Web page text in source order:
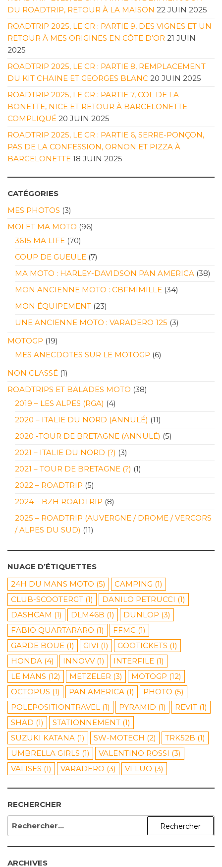
DU ROADTRIP, RETOUR À LA MAISON 22 JUIN 2025
ROADTRIP 2025, LE CR : PARTIE 9, DES VIGNES ET UN
RETOUR À MES ORIGINES EN CÔTE D’OR 21 JUIN
2025
ROADTRIP 2025, LE CR : PARTIE 8, REMPLACEMENT
DU KIT CHAINE ET GEORGES BLANC 20 JUIN 2025
ROADTRIP 2025, LE CR : PARTIE 7, COL DE LA
BONETTE, NICE ET RETOUR À BARCELONETTE
COMPLIQUÉ 20 JUIN 2025
ROADTRIP 2025, LE CR : PARTIE 6, SERRE-PONÇON,
PAS DE LA CONFESSION, ORNON ET PIZZA À
BARCELONETTE 18 JUIN 2025
CATÉGORIES
MES PHOTOS (3)
MOI ET MA MOTO (96)
3615 MA LIFE (70)
COUP DE GUEULE (7)
MA MOTO : HARLEY-DAVIDSON PAN AMERICA (38)
MON ANCIENNE MOTO : CBFMIMILLE (34)
MON ÉQUIPEMENT (23)
UNE ANCIENNE MOTO : VARADERO 125 (3)
MOTOGP (19)
MES ANECDOTES SUR LE MOTOGP (6)
NON CLASSÉ (1)
ROADTRIPS ET BALADES MOTO (38)
2019 – LES ALPES (RGA) (4)
2020 – ITALIE DU NORD (ANNULÉ) (11)
2020 -TOUR DE BRETAGNE (ANNULÉ) (5)
2021 – ITALIE DU NORD (?) (3)
2021 – TOUR DE BRETAGNE (?) (1)
2022 – ROADTRIP (5)
2024 – BZH ROADTRIP (8)
2025 – ROADTRIP (AUVERGNE / DROME / VERCORS
/ ALPES DU SUD) (11)
NUAGE D’ÉTIQUETTES
24H DU MANS MOTO (5) CAMPING (1)
CLUB-SCOOTERGT (1) DANILO PETRUCCI (1)
DASHCAM (1) DLM46B (1) DUNLOP (3)
FABIO QUARTARARO (1) FFMC (1)
GARDE BOUE (1) GIVI (1) GOOTICKETS (1)
HONDA (4) INNOVV(1) INTERFILE (1)
LE MANS (12) METZELER (3) MOTOGP (12)
OCTOPUS (1) PAN AMERICA (1) PHOTO (5)
POLEPOSITIONTRAVEL (1) PYRAMID (1) REVIT (1)
SHAD (1) STATIONNEMENT (1)
SUZUKI KATANA (1) SW-MOTECH (2) TRK52B (1)
UMBRELLA GIRLS (1) VALENTINO ROSSI (3)
VALISES (1) VARADERO (3) VFLUO (3)
RECHERCHER
RECHERCHER :
ARCHIVES